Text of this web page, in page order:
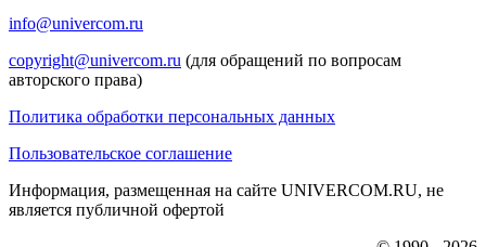
info@univercom.ru
copyright@univercom.ru (для обращений по вопросам
авторского права)
Политика обработки персональных данных
Пользовательское соглашение
Информация, размещенная на сайте UNIVERCOM.RU, не
является публичной офертой